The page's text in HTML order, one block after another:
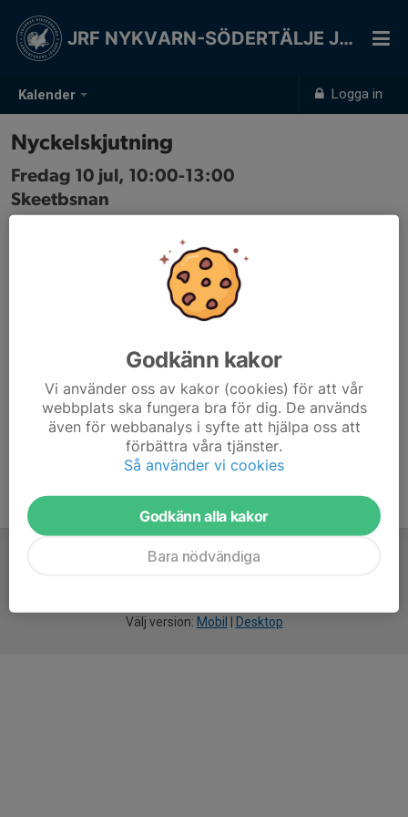
Kalender Logga in
JRF NYKVARN-SÖDERTÄLJE JSK
Nyckelskjutning
Fredag 10 jul, 10:00-13:00
Skeetbsnan
Välj version: Mobil Desktop
Godkänn kakor
Vi använder oss av kakor (cookies) för att vår
webbplats ska fungera bra för dig. De används
även för webbanalys i syfte att hjälpa oss att
förbättra våra tjänster.
Så använder vi cookies
Godkänn alla kakor
Bara nödvändiga